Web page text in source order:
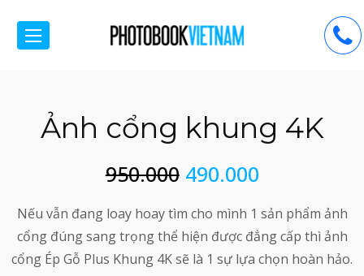
Ảnh cổng khung 4K
950.000490.000
Nếu vẫn đang loay hoay tìm cho mình 1 sản phẩm ảnh
cổng đúng sang trọng thể hiện được đẳng cấp thì ảnh
cổng Ép Gỗ Plus Khung 4K sẽ là 1 sự lựa chọn hoàn hảo.